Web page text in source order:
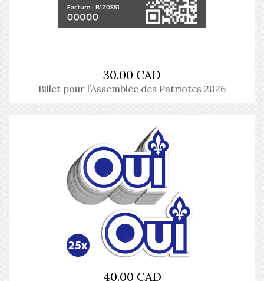
30.00 CAD
Billet pour l’Assemblée des Patriotes 2026
40.00 CAD